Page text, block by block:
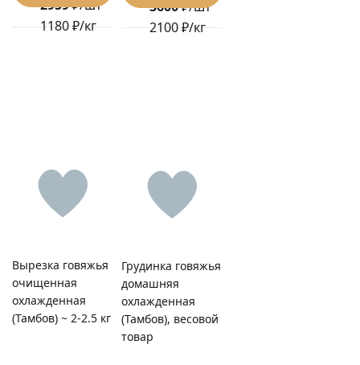
2959₽/шт
1180 ₽/кг
3600₽/шт
2100 ₽/кг
Вырезка говяжья
очищенная
охлажденная
(Тамбов) ~ 2-2.5 кг
Грудинка говяжья
домашняя
охлажденная
(Тамбов), весовой
товар